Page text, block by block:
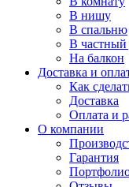
В нишу
В спальню
В
На балкон
Доставка и
Как
Доставка
Оплата и
О компании
Гарантия